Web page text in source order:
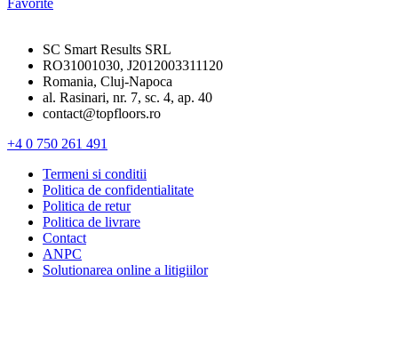
SC Smart Results SRL
RO31001030, J2012003311120
Romania, Cluj-Napoca
al. Rasinari, nr. 7, sc. 4, ap. 40
contact@topfloors.ro
+4 0 750 261 491
Termeni si conditii
Politica de confidentialitate
Politica de retur
Politica de livrare
Contact
ANPC
Solutionarea online a litigiilor